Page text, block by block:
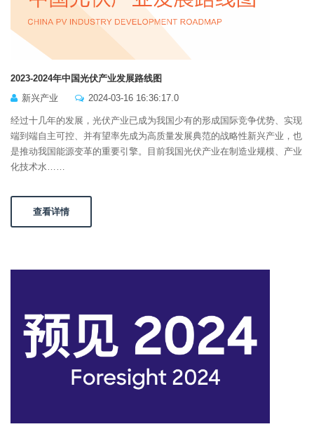
2023-2024年中国光伏产业发展路线图
新兴产业
2024-03-16 16:36:17.0
经过十几年的发展，光伏产业已成为我国少有的形成国际竞争优势、实现
端到端自主可控、并有望率先成为高质量发展典范的战略性新兴产业，也
是推动我国能源变革的重要引擎。目前我国光伏产业在制造业规模、产业
化技术水……
查看详情